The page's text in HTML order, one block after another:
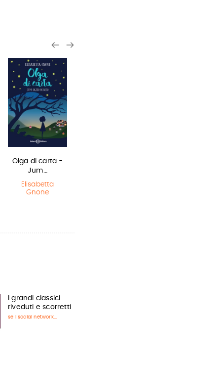
Olga di carta -
Jum…
Elisabetta
Gnone
I grandi classici
riveduti e scorretti
se i social network...